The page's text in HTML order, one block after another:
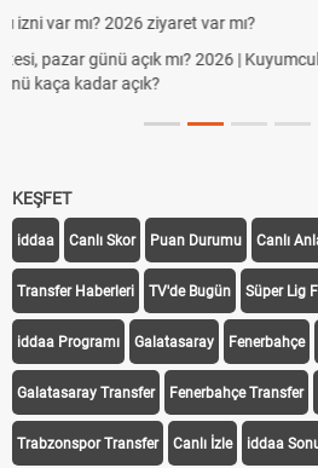
Hazırlık Maçı ve Dostluk Maçı
Süper Lig Kaç Hafta ve Toplam Kaç
Türkiye'de Transfer Dönemi Ne
KEŞFET
iddaa Canlı Skor Puan Durumu Canlı
Transfer Haberleri TV'de Bugün Süper Lig
iddaa Programı Galatasaray Fenerbahçe
Galatasaray Transfer Fenerbahçe Transfer
Trabzonspor Transfer Canlı İzle iddaa